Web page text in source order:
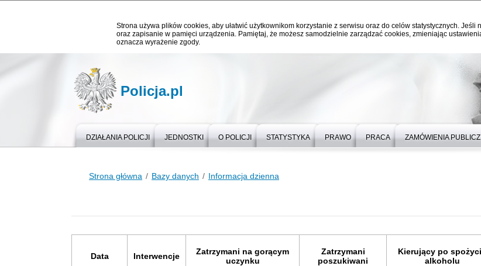
Strona używa plików cookies, aby ułatwić użytkownikom korzystanie z serwisu oraz do celów statystycznych.
oraz zapisanie w pamięci urządzenia. Pamiętaj, że możesz samodzielnie zarządzać cookies, zmieniając
oznacza wyrażenie zgody.
Policja.pl
DZIAŁANIA POLICJI JEDNOSTKI O POLICJI STATYSTYKA PRAWO PRACA ZAMÓWIENIA
Strona główna Bazy danych Informacja dzienna
Data Interwencje
Zatrzymani na gorącym
uczynku
Zatrzymani
poszukiwani
Kierujący po
alkoholu